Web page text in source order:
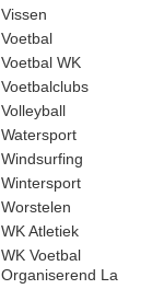
Vissen
Voetbal
Voetbal WK
Voetbalclubs
Volleyball
Watersport
Windsurfing
Wintersport
Worstelen
WK Atletiek
WK Voetbal
Organiserend La